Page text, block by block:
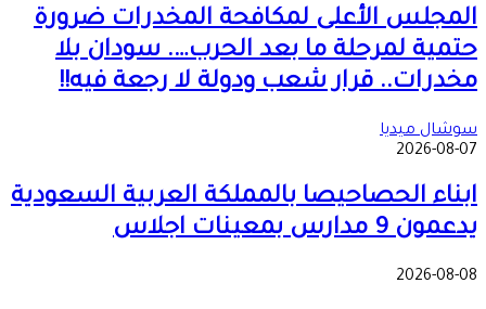
المجلس الأعلى لمكافحة المخدرات ضرورة
حتمية لمرحلة ما بعد الحرب…. سودان بلا
مخدرات.. قرار شعب ودولة لا رجعة فيه!!
سوشال ميديا
2026-08-07
ابناء الحصاحيصا بالمملكة العربية السعودية
يدعمون 9 مدارس بمعينات اجلاس
2026-08-08